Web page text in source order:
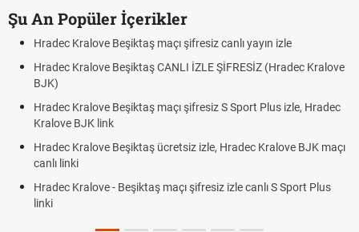
Şu An Popüler İçerikler
Hradec Kralove Beşiktaş maçı şifresiz canlı yayın izle
Hradec Kralove Beşiktaş CANLI İZLE ŞİFRESİZ (Hradec Kralove
BJK)
Hradec Kralove Beşiktaş maçı şifresiz S Sport Plus izle, Hradec
Kralove BJK link
Hradec Kralove Beşiktaş ücretsiz izle, Hradec Kralove BJK maçı
canlı linki
Hradec Kralove - Beşiktaş maçı şifresiz izle canlı S Sport Plus
linki